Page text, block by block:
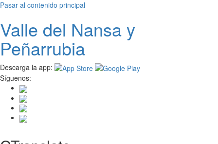
Pasar al contenido principal
Valle del Nansay
Peñarrubia
Descarga la app:
Síguenos: